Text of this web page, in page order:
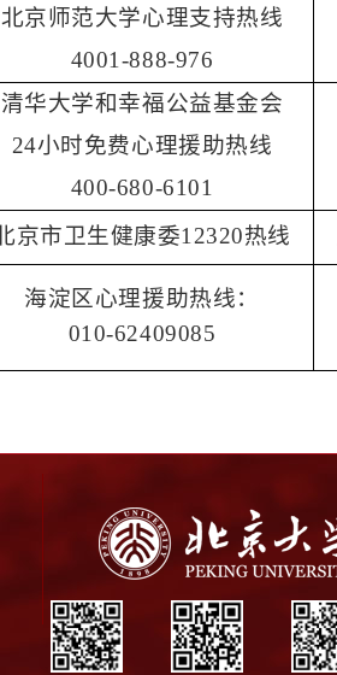
北京师范大学心理支持热线
4001-888-976
清华大学和幸福公益基金会
24小时免费心理援助热线
400-680-6101
京市卫生健康委12320热线
海淀区心理援助热线：
010-62409085